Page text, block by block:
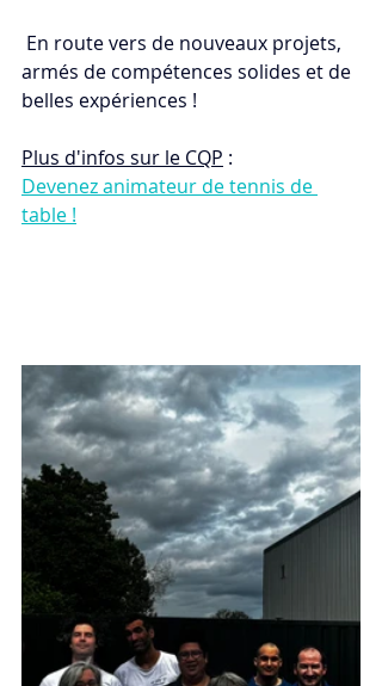
En route vers de nouveaux projets,
armés de compétences solides et de
belles expériences !
Plus d'infos sur le CQP :
Devenez animateur de tennis de
table !